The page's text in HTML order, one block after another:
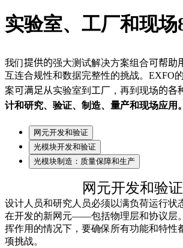
实验室、工厂和现场
我们提供的强大测试解决方案组合可帮助
互连合规性和数据完整性的挑战。EXFO
案可满足从实验室到 工厂 ， 再到现场的各
计和研究、验证、制造、 量产和现场应用 。
网元开发和验证
光模块开发和验证
光模块制造：质量保障和生产
网元开发和验证
设计人员和研究人员必须以满负荷运行状
在开发的新网元——包括物理层和协议层
挥作用的情况下，要确保所有功能和特性
项挑战。